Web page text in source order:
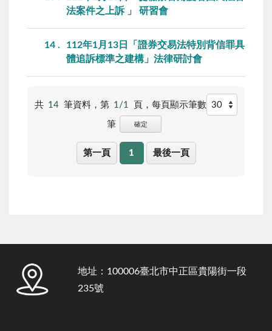
法案件之上訴 」 研習會
14
112年1月13日「證券交易法特別背信罪具
體追訴標準之建構」法律研討會
共 14 筆資料，第 1/1 頁， 每頁顯示筆數
筆 確定
第一頁 1 最後一頁
地址：100006臺北市中正區貴陽街一段
235號